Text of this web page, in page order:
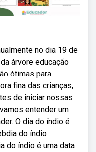
no dia 19 de
árvore educação
ótimas para
fina das crianças,
de iniciar nossas
entender um
O dia do índio é
do índio
do índio é uma data